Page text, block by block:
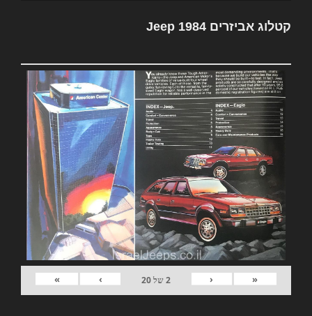
קטלוג אביזרים Jeep 1984
«
‹
2של20
›
»